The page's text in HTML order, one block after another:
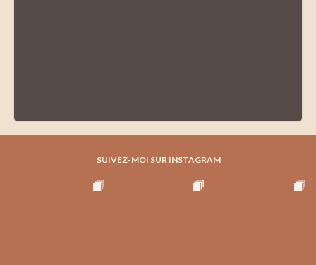
SUIVEZ-MOI SUR INSTAGRAM